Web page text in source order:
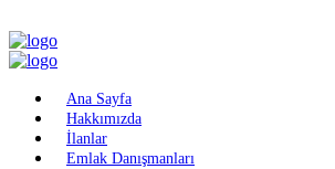
Ana Sayfa
Hakkımızda
İlanlar
Emlak Danışmanları